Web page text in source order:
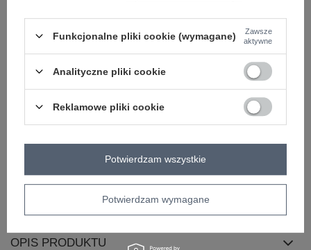
typ produktu sukienka codzienna sukienka letnia
inna
okazja
codzienne
kwiaty
bez rękawów
OPIS PRODUKTU
Funkcjonalne pliki cookie (wymagane)
Zawsze
aktywne
Analityczne pliki cookie
Reklamowe pliki cookie
Potwierdzam wymagane
Potwierdzam wszystkie